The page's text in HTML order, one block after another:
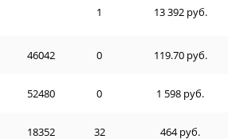
1 13 392 руб.
46042 0 119.70 руб.
52480 0 1 598 руб.
18352 32 464 руб.